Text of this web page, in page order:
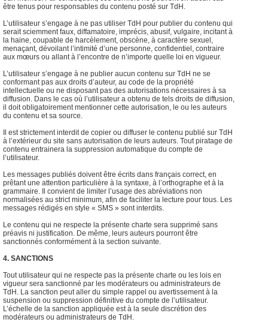
être tenus pour responsables du contenu posté sur TdH.
L’utilisateur s’engage à ne pas utiliser TdH pour publier du contenu qui
serait sciemment faux, diffamatoire, imprécis, abusif, vulgaire, incitant à
la haine, coupable de harcèlement, obscène, à caractère sexuel,
menaçant, dévoilant l’intimité d’une personne, confidentiel, contraire
aux mœurs ou allant à l’encontre de n’importe quelle loi en vigueur.
L’utilisateur s’engage à ne publier aucun contenu sur TdH ne se
conformant pas aux droits d’auteur, au code de la propriété
intellectuelle ou ne disposant pas des autorisations nécessaires à sa
diffusion. Dans le cas où l’utilisateur a obtenu de tels droits de diffusion,
il doit obligatoirement mentionner cette autorisation, le ou les auteurs
du contenu et sa source.
Il est strictement interdit de copier ou diffuser le contenu publié sur TdH
à l’extérieur du site sans autorisation de leurs auteurs. Tout piratage de
contenu entrainera la suppression automatique du compte de
l’utilisateur.
Les messages publiés doivent être écrits dans français correct, en
prêtant une attention particulière à la syntaxe, à l’orthographe et à la
grammaire. Il convient de limiter l’usage des abréviations non
normalisées au strict minimum, afin de faciliter la lecture pour tous. Les
messages rédigés en style « SMS » sont interdits.
Le contenu qui ne respecte la présente charte sera supprimé sans
préavis ni justification. De même, leurs auteurs pourront être
sanctionnés conformément à la section suivante.
4. SANCTIONS
Tout utilisateur qui ne respecte pas la présente charte ou les lois en
vigueur sera sanctionné par les modérateurs ou administrateurs de
TdH. La sanction peut aller du simple rappel ou avertissement à la
suspension ou suppression définitive du compte de l’utilisateur.
L’échelle de la sanction appliquée est à la seule discrétion des
modérateurs ou administrateurs de TdH.